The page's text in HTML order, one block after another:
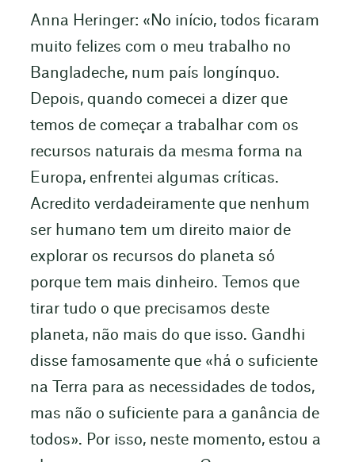
Anna Heringer: «No início, todos ficaram
muito felizes com o meu trabalho no
Bangladeche, num país longínquo.
Depois, quando comecei a dizer que
temos de começar a trabalhar com os
recursos naturais da mesma forma na
Europa, enfrentei algumas críticas.
Acredito verdadeiramente que nenhum
ser humano tem um direito maior de
explorar os recursos do planeta só
porque tem mais dinheiro. Temos que
tirar tudo o que precisamos deste
planeta, não mais do que isso. Gandhi
disse famosamente que «há o suficiente
na Terra para as necessidades de todos,
mas não o suficiente para a ganância de
todos». Por isso, neste momento, estou a